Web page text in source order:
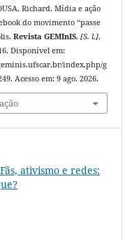
Richard. Mídia e ação
do movimento “passe
Revista GEMInIS,[S. l.],
Disponível em:
index.php/g
Acesso em: 9 ago. 2026.
ativismo e redes: